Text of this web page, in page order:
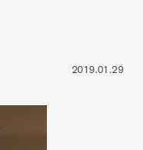
2019.01.29